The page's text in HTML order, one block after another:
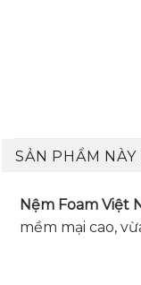
SẢN PHẨM
Nệm Foam Việt
mềm mại cao,